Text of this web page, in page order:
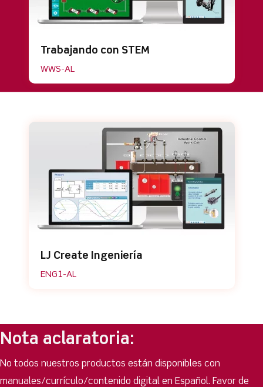
Trabajando con STEM
WWS-AL
LJ Create Ingeniería
ENG1-AL
Nota aclaratoria:
No todos nuestros productos están disponibles con
manuales/currículo/contenido digital en Español. Favor de